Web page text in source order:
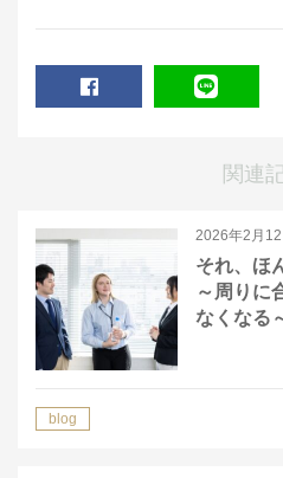
関連
2026年2月12
それ、ほ
～周りに
なくなる
blog